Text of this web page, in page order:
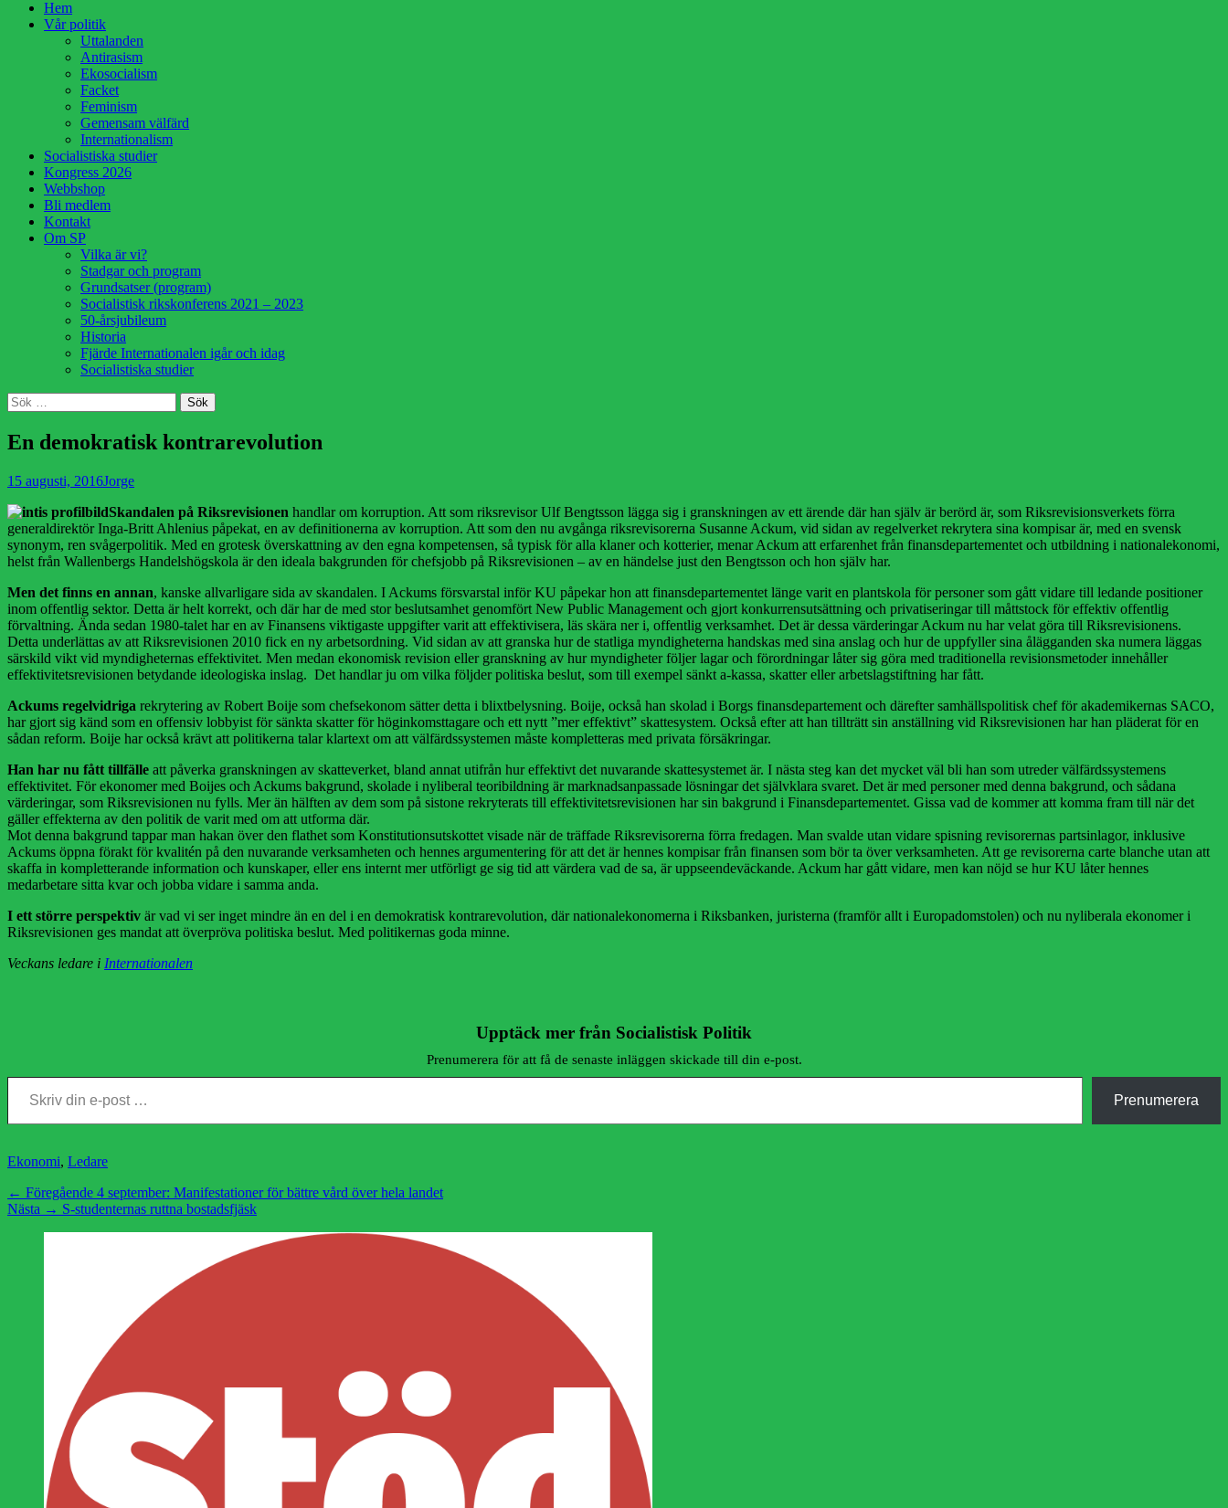
HoppaHem
Vår politik
Uttalanden
Antirasism
Ekosocialism
Facket
Feminism
Gemensam välfärd
Internationalism
Socialistiska studier
Kongress 2026
Webbshop
Bli medlem
Kontakt
Om SP
Vilka är vi?
Stadgar och program
Grundsatser (program)
Socialistisk rikskonferens 2021 – 2023
50-årsjubileum
Historia
Fjärde Internationalen igår och idag
Socialistiska studier
Sök
Sök
efter:
En demokratisk kontrarevolution
Publicerad
15 augusti, 2016Författare
Jorge
Skandalen på Riksrevisionen handlar om korruption. Att som riksrevisor Ulf Bengtsson lägga sig i granskningen av ett ärende där han själv är berörd är, som Riksrevisionsverkets förra
generaldirektör Inga-Britt Ahlenius påpekat, en av definitionerna av korruption. Att som den nu avgånga riksrevisorerna Susanne Ackum, vid sidan av regelverket rekrytera sina kompisar är, med en svensk
synonym, ren svågerpolitik. Med en grotesk överskattning av den egna kompetensen, så typisk för alla klaner och kotterier, menar Ackum att erfarenhet från finansdepartementet och utbildning i nationalekonomi,
helst från Wallenbergs Handelshögskola är den ideala bakgrunden för chefsjobb på Riksrevisionen – av en händelse just den Bengtsson och hon själv har.
Men det finns en annan, kanske allvarligare sida av skandalen. I Ackums försvarstal inför KU påpekar hon att finansdepartementet länge varit en plantskola för personer som gått vidare till ledande positioner
inom offentlig sektor. Detta är helt korrekt, och där har de med stor beslutsamhet genomfört New Public Management och gjort konkurrensutsättning och privatiseringar till måttstock för effektiv offentlig
förvaltning. Ända sedan 1980-talet har en av Finansens viktigaste uppgifter varit att effektivisera, läs skära ner i, offentlig verksamhet. Det är dessa värderingar Ackum nu har velat göra till Riksrevisionens.
Detta underlättas av att Riksrevisionen 2010 fick en ny arbetsordning. Vid sidan av att granska hur de statliga myndigheterna handskas med sina anslag och hur de uppfyller sina ålägganden ska numera läggas
särskild vikt vid myndigheternas effektivitet. Men medan ekonomisk revision eller granskning av hur myndigheter följer lagar och förordningar låter sig göra med traditionella revisionsmetoder innehåller
effektivitetsrevisionen betydande ideologiska inslag. Det handlar ju om vilka följder politiska beslut, som till exempel sänkt a-kassa, skatter eller arbetslagstiftning har fått.
Ackums regelvidriga rekrytering av Robert Boije som chefsekonom sätter detta i blixtbelysning. Boije, också han skolad i Borgs finansdepartement och därefter samhällspolitisk chef för akademikernas SACO,
har gjort sig känd som en offensiv lobbyist för sänkta skatter för höginkomsttagare och ett nytt ”mer effektivt” skattesystem. Också efter att han tillträtt sin anställning vid Riksrevisionen har han pläderat för en
sådan reform. Boije har också krävt att politikerna talar klartext om att välfärdssystemen måste kompletteras med privata försäkringar.
Han har nu fått tillfälle att påverka granskningen av skatteverket, bland annat utifrån hur effektivt det nuvarande skattesystemet är. I nästa steg kan det mycket väl bli han som utreder välfärdssystemens
effektivitet. För ekonomer med Boijes och Ackums bakgrund, skolade i nyliberal teoribildning är marknadsanpassade lösningar det självklara svaret. Det är med personer med denna bakgrund, och sådana
värderingar, som Riksrevisionen nu fylls. Mer än hälften av dem som på sistone rekryterats till effektivitetsrevisionen har sin bakgrund i Finansdepartementet. Gissa vad de kommer att komma fram till när det
gäller effekterna av den politik de varit med om att utforma där.
Mot denna bakgrund tappar man hakan över den flathet som Konstitutionsutskottet visade när de träffade Riksrevisorerna förra fredagen. Man svalde utan vidare spisning revisorernas partsinlagor, inklusive
Ackums öppna förakt för kvalitén på den nuvarande verksamheten och hennes argumentering för att det är hennes kompisar från finansen som bör ta över verksamheten. Att ge revisorerna carte blanche utan att
skaffa in kompletterande information och kunskaper, eller ens internt mer utförligt ge sig tid att värdera vad de sa, är uppseendeväckande. Ackum har gått vidare, men kan nöjd se hur KU låter hennes
medarbetare sitta kvar och jobba vidare i samma anda.
I ett större perspektiv är vad vi ser inget mindre än en del i en demokratisk kontrarevolution, där nationalekonomerna i Riksbanken, juristerna (framför allt i Europadomstolen) och nu nyliberala ekonomer i
Riksrevisionen ges mandat att överpröva politiska beslut. Med politikernas goda minne.
Veckans ledare i Internationalen
Upptäck mer från Socialistisk Politik
Prenumerera för att få de senaste inläggen skickade till din e-post.
Skriv din e-post …
Prenumerera
Kategorier
Ekonomi, Ledare
Inläggsnavigering
← Föregående Föregående
inlägg:
4 september: Manifestationer för bättre vård över hela landet
Nästa → Nästa
S-studenternas ruttna bostadsfjäsk